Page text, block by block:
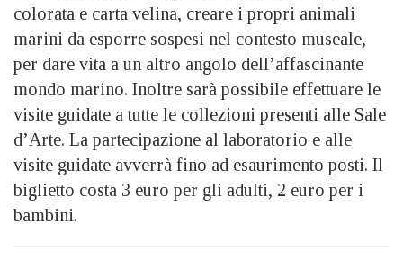
colorata e carta velina, creare i propri animali
marini da esporre sospesi nel contesto museale,
per dare vita a un altro angolo dell’affascinante
mondo marino. Inoltre sarà possibile effettuare le
visite guidate a tutte le collezioni presenti alle Sale
d’Arte. La partecipazione al laboratorio e alle
visite guidate avverrà fino ad esaurimento posti. Il
biglietto costa 3 euro per gli adulti, 2 euro per i
bambini.